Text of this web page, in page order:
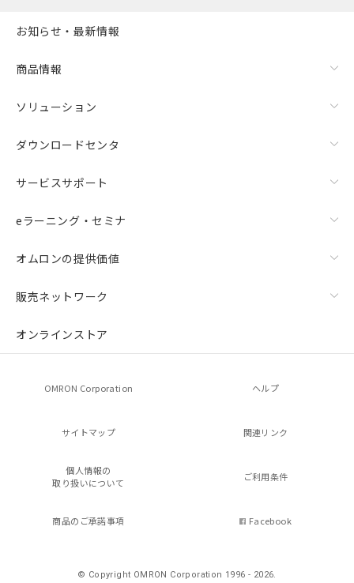
お知らせ・最新情報
商品情報
ソリューション
ダウンロードセンタ
サービスサポート
eラーニング・セミナ
オムロンの提供価値
販売ネットワーク
オンラインストア
OMRON Corporation ヘルプ
サイトマップ 関連リンク
個人情報の
取り扱いについて
ご利用条件
商品のご承諾事項 Facebook
© Copyright OMRON Corporation 1996 - 2026.